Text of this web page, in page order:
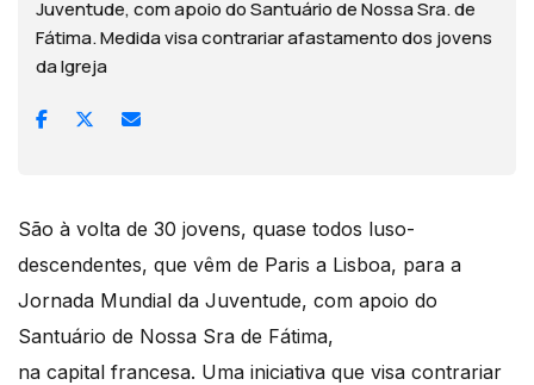
Juventude, com apoio do Santuário de Nossa Sra. de
Fátima. Medida visa contrariar afastamento dos jovens
da Igreja
São à volta de 30 jovens, quase todos luso-
descendentes, que vêm de Paris a Lisboa, para a
Jornada Mundial da Juventude, com apoio do
Santuário de Nossa Sra de Fátima,
na capital francesa. Uma iniciativa que visa contrariar